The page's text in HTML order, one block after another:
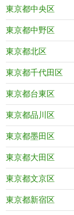
東京都中央区
東京都中野区
東京都北区
東京都千代田区
東京都台東区
東京都品川区
東京都墨田区
東京都大田区
東京都文京区
東京都新宿区